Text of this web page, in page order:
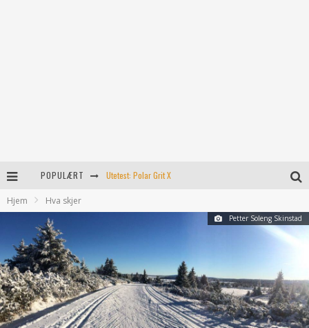
POPULÆRT Utetest: Polar Grit X
Føler ikke for å trene i dag!
8 tips som kanskje hjelper
Hjem Hva skjer
Petter Soleng Skinstad